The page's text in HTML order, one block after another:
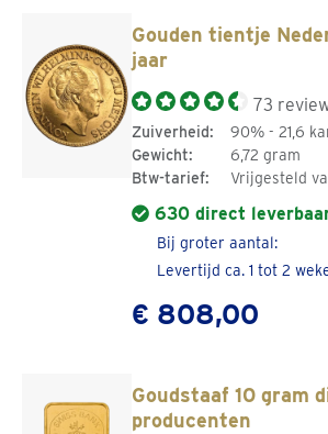
Philharmoniker is een verstandige
Goudwisselkantoor is met meer dan 3
expert in fysiek edelmetaal. We
en zilver altijd op scherpe live prijzen.
hiervoor de wettelijke kaders. Heb je
wil je verschillende gouden munten
langs bij een van onze ruim 100
Nederland en België. Onze
Gouden tientje
jaar
73
Zuiverheid:
90% - 21,6
Gewicht:
6,72 gram
Btw-tarief:
Vrijgesteld
630 direct
Bij groter aantal:
Levertijd ca. 1 tot 2
€ 808,00
Goudstaaf 10 gram
producenten